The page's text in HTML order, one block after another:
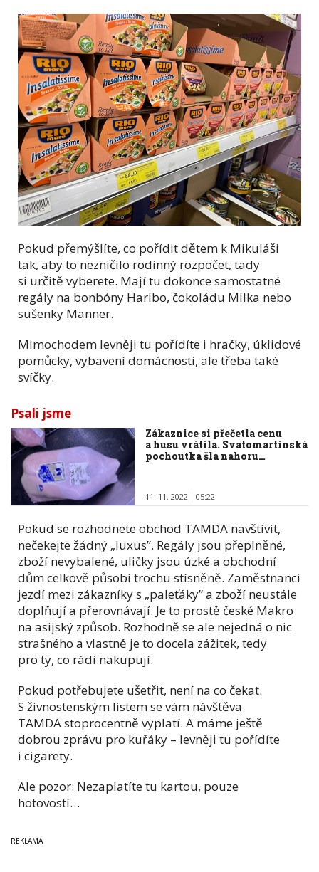
Pokud přemýšlíte, co pořídit dětem k Mikuláši
tak, aby to nezničilo rodinný rozpočet, tady
si určitě vyberete. Mají tu dokonce samostatné
regály na bonbóny Haribo, čokoládu Milka nebo
sušenky Manner.
Mimochodem levněji tu pořídíte i hračky, úklidové
pomůcky, vybavení domácnosti, ale třeba také
svíčky.
Psali jsme
Zákaznice si přečetla cenu
a husu vrátila. Svatomartinská
pochoutka šla nahoru…
11. 11. 2022 05:22
Pokud se rozhodnete obchod TAMDA navštívit,
nečekejte žádný „luxus”. Regály jsou přeplněné,
zboží nevybalené, uličky jsou úzké a obchodní
dům celkově působí trochu stísněně. Zaměstnanci
jezdí mezi zákazníky s „paleťáky” a zboží neustále
doplňují a přerovnávají. Je to prostě české Makro
na asijský způsob. Rozhodně se ale nejedná o nic
strašného a vlastně je to docela zážitek, tedy
pro ty, co rádi nakupují.
Pokud potřebujete ušetřit, není na co čekat.
S živnostenským listem se vám návštěva
TAMDA stoprocentně vyplatí. A máme ještě
dobrou zprávu pro kuřáky – levněji tu pořídíte
i cigarety.
Ale pozor: Nezaplatíte tu kartou, pouze
hotovostí…